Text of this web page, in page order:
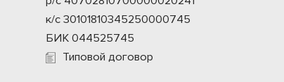
к/с 30101810345250000745
БИК 044525745
Типовой договор